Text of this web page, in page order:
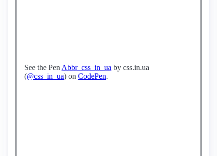
See the Pen Abbr_css_in_ua by css.in.ua
(@css_in_ua) on CodePen.